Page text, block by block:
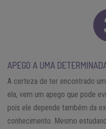
APEGO A UMA
A certeza de ter encontrado
ela, vem um apego que pode
pois ele depende também da
conhecimento. Mesmo